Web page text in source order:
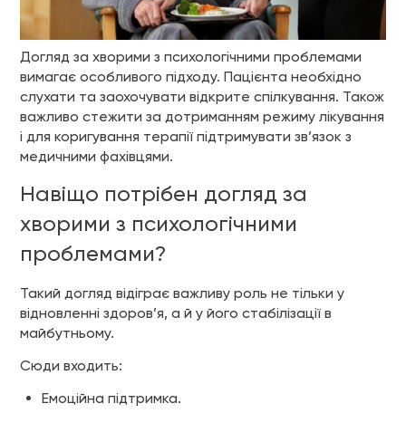
Догляд за хворими з психологічними проблемами
вимагає особливого підходу. Пацієнта необхідно
слухати та заохочувати відкрите спілкування. Також
важливо стежити за дотриманням режиму лікування
і для коригування терапії підтримувати зв’язок з
медичними фахівцями.
Навіщо потрібен догляд за
хворими з психологічними
проблемами?
Такий догляд відіграє важливу роль не тільки у
відновленні здоров’я, а й у його стабілізації в
майбутньому.
Сюди входить:
Емоційна підтримка.